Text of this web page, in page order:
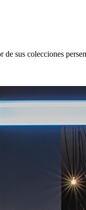
sus colecciones